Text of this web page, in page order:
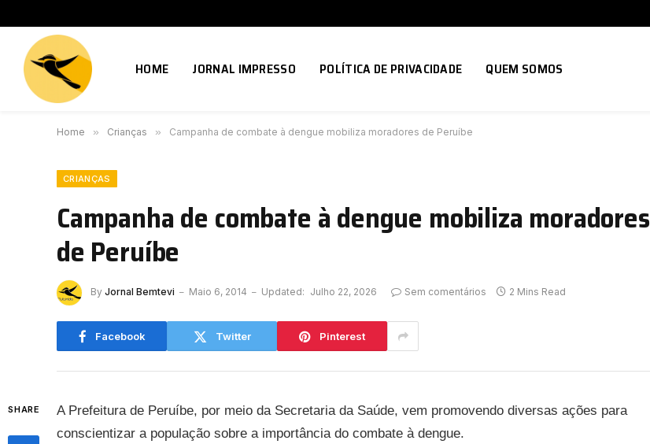
HOME JORNAL IMPRESSO POLÍTICA DE PRIVACIDADE QUEM SOMOS
Home » Crianças » Campanha de combate à dengue mobiliza moradores de Peruíbe
CRIANÇAS
Campanha de combate à dengue mobiliza moradores
de Peruíbe
By Jornal Bemtevi Maio 6, 2014 Updated: Julho 22, 2026 Sem comentários 2 Mins Read
Facebook Twitter Pinterest
SHARE
A Prefeitura de Peruíbe, por meio da Secretaria da Saúde, vem promovendo diversas ações para
conscientizar a população sobre a importância do combate à dengue.